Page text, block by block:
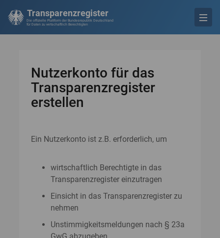
Transparenzregister
Die offizielle Plattform der Bundesrepublik Deutschland
für Daten zu wirtschaftlich Berechtigten
Nutzerkonto für das
Transparenzregister
erstellen
Ein Nutzerkonto ist z.B. erforderlich, um
wirtschaftlich Berechtigte in das
Transparenzregister einzutragen
Einsicht in das Transparenzregister zu
nehmen
Unstimmigkeitsmeldungen nach § 23a